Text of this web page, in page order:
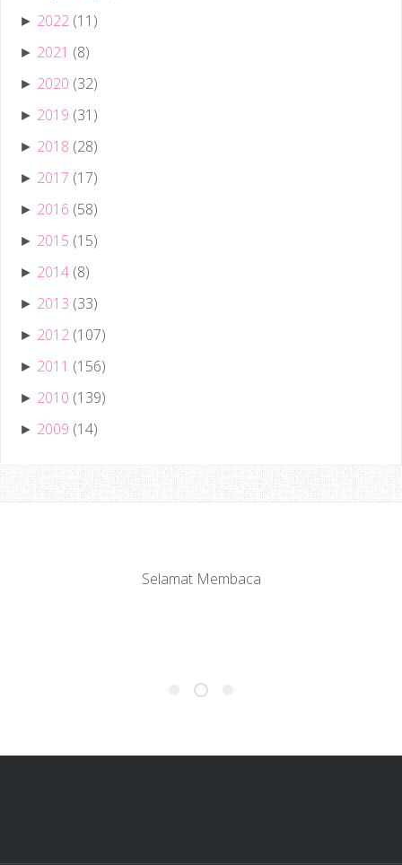
► 2022 (11)
► 2021 (8)
► 2020 (32)
► 2019 (31)
► 2018 (28)
► 2017 (17)
► 2016 (58)
► 2015 (15)
► 2014 (8)
► 2013 (33)
► 2012 (107)
► 2011 (156)
► 2010 (139)
► 2009 (14)
Selamat Membaca